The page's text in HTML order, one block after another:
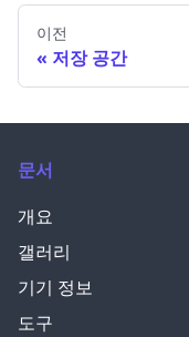
이전
저장 공간
문서
개요
갤러리
기기 정보
도구